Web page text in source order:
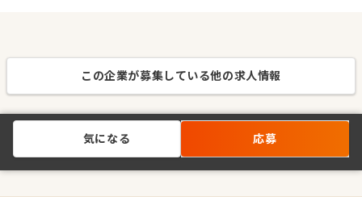
この企業が募集している他の求人情報
気になる 応募